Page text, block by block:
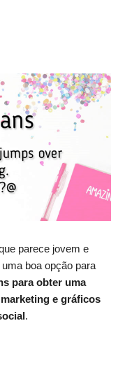
parece jovem e
boa opção para
para obter uma
e gráficos
.